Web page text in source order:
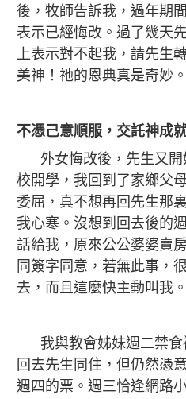
後，牧師告訴我，過年期
表示已經悔改。過了幾天
上表示對不起我，請先生
美神！祂的恩典真是奇妙。
不憑己意順服，交託神成
外女悔改後，先生又開
校開學，我回到了家鄉父
委屈，真不想再回先生那
我心寒。沒想到回去後的
話給我，原來公公婆婆賣
同簽字同意，若無此事，
去，而且這麼快主動叫我。
我與教會姊妹週二禁食
回去先生同住，但仍然憑
週四的票。週三恰逢網路